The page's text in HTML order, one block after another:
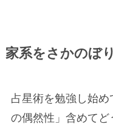
家系をさかのぼ
占星術を勉強し始
の偶然性」含めて